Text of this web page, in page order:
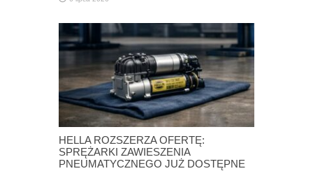
HELLA ROZSZERZA OFERTĘ:
SPRĘŻARKI ZAWIESZENIA
PNEUMATYCZNEGO JUŻ DOSTĘPNE